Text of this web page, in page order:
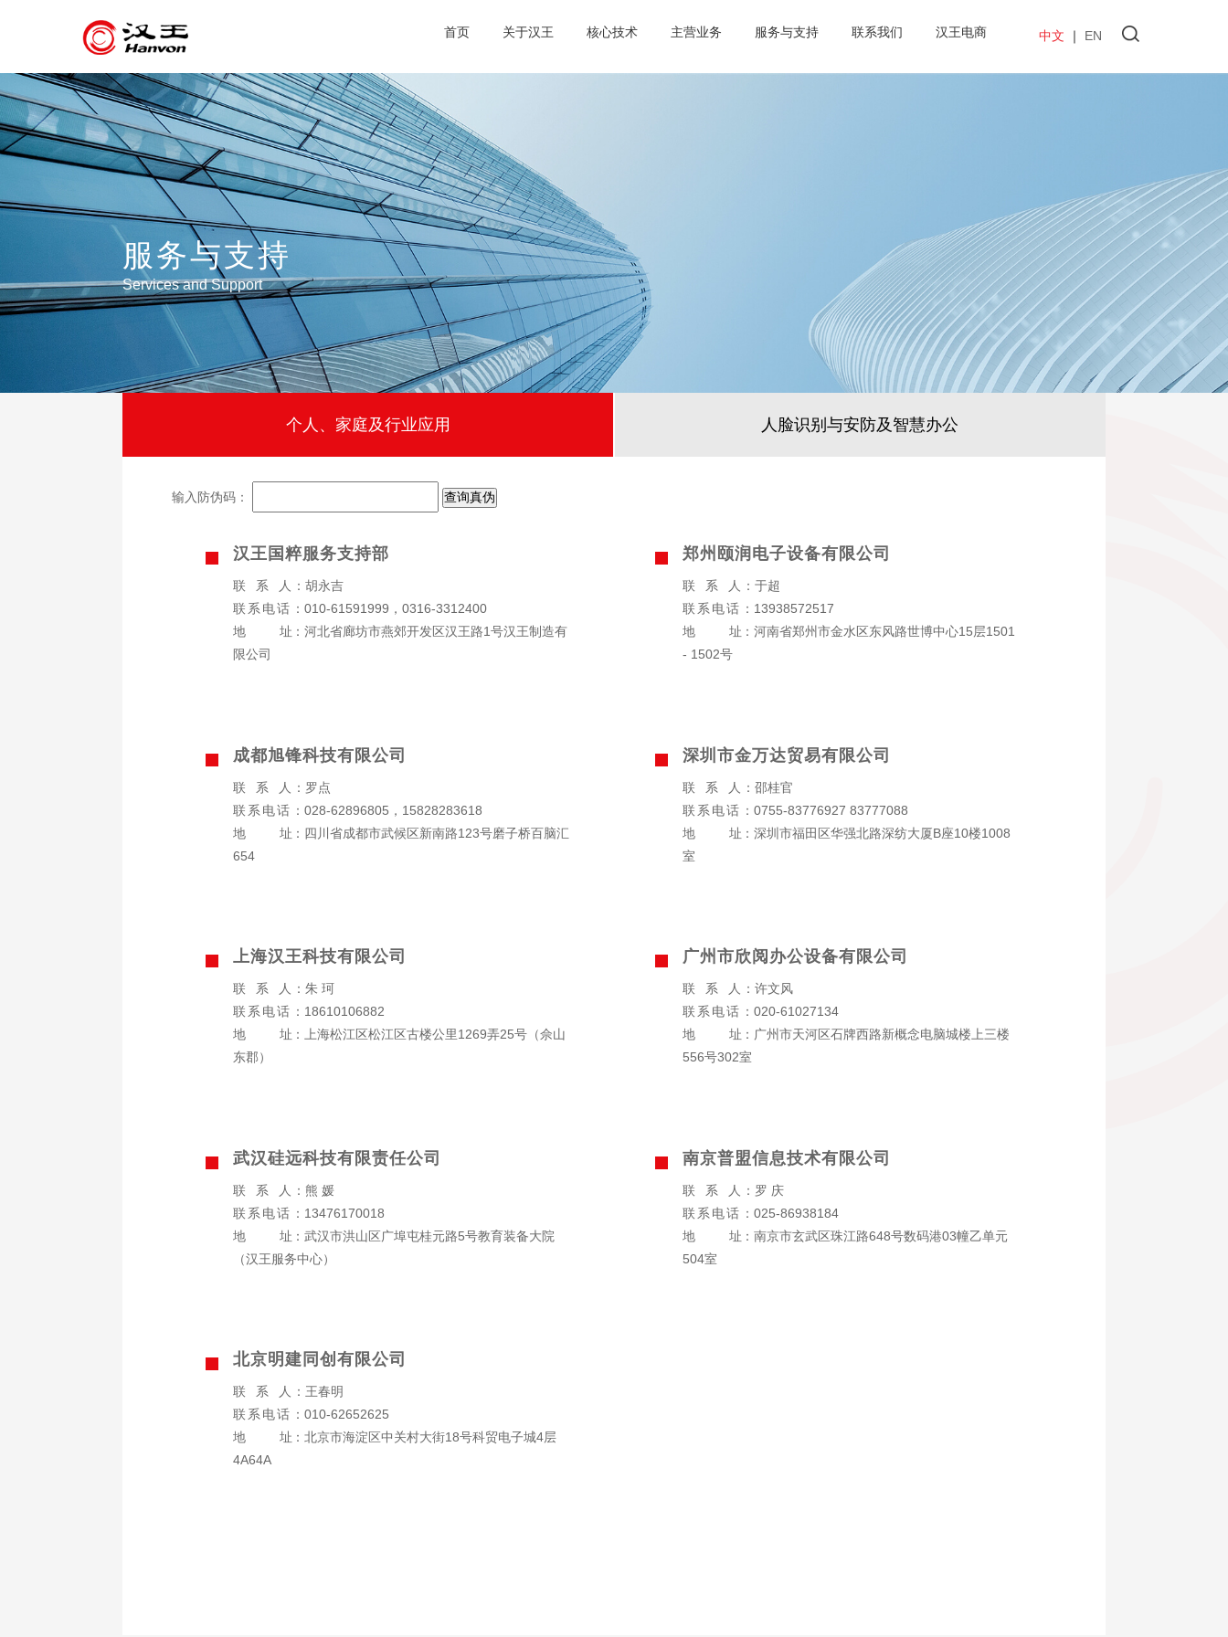
首页 关于汉王 核心技术 主营业务 服务与支持 联系我们 汉王电商 中文 ｜ EN
服务与支持
Services and Support
个人、家庭及行业应用 人脸识别与安防及智慧办公
输入防伪码：
汉王国粹服务支持部
联系人：胡永吉
联系电话 ：010-61591999，0316-3312400
地址：河北省廊坊市燕郊开发区汉王路1号汉王制造有
限公司
郑州颐润电子设备有限公司
联系人：于超
联系电话 ：13938572517
地址：河南省郑州市金水区东风路世博中心15层1501
- 1502号
成都旭锋科技有限公司
联系人：罗点
联系电话 ：028-62896805，15828283618
地址：四川省成都市武候区新南路123号磨子桥百脑汇
654
深圳市金万达贸易有限公司
联系人：邵桂官
联系电话 ：0755-83776927 83777088
地址：深圳市福田区华强北路深纺大厦B座10楼1008
室
上海汉王科技有限公司
联系人：朱 珂
联系电话 ：18610106882
地址：上海松江区松江区古楼公里1269弄25号（佘山
东郡）
广州市欣阅办公设备有限公司
联系人：许文风
联系电话 ：020-61027134
地址：广州市天河区石牌西路新概念电脑城楼上三楼
556号302室
武汉硅远科技有限责任公司
联系人：熊 媛
联系电话 ：13476170018
地址：武汉市洪山区广埠屯桂元路5号教育装备大院
（汉王服务中心）
南京普盟信息技术有限公司
联系人：罗 庆
联系电话 ：025-86938184
地址：南京市玄武区珠江路648号数码港03幢乙单元
504室
北京明建同创有限公司
联系人：王春明
联系电话 ：010-62652625
地址：北京市海淀区中关村大街18号科贸电子城4层
4A64A